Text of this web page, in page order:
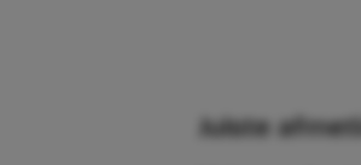
Juiste